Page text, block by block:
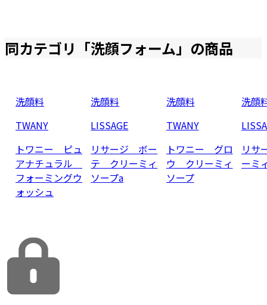
同カテゴリ「洗顔フォーム 」の商品
洗顔料
TWANY
トワニー ピュ
アナチュラル
フォーミングウ
ォッシュ
洗顔料
LISSAGE
リサージ ボー
テ クリーミィ
ソープa
洗顔料
TWANY
トワニー グロ
ウ クリーミィ
ソープ
洗顔
リサ
ーミ